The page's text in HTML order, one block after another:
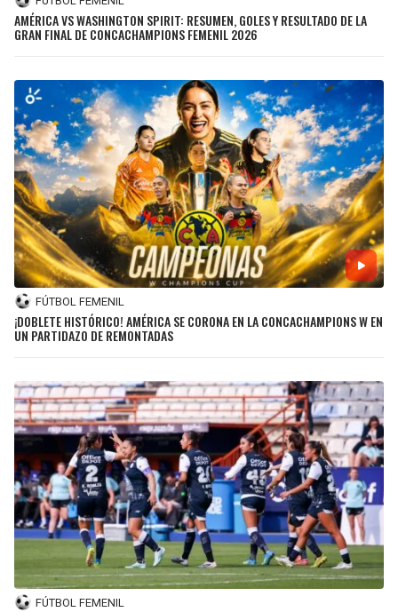
AMÉRICA VS WASHINGTON SPIRIT: RESUMEN, GOLES Y RESULTADO DE LA
GRAN FINAL DE CONCACHAMPIONS FEMENIL 2026
FÚTBOL FEMENIL
¡DOBLETE HISTÓRICO! AMÉRICA SE CORONA EN LA CONCACHAMPIONS W EN
UN PARTIDAZO DE REMONTADAS
FÚTBOL FEMENIL